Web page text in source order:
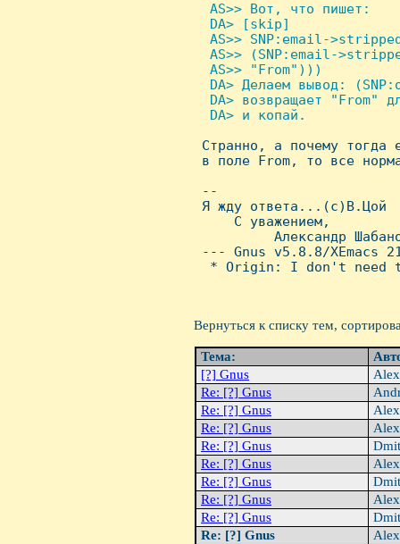
AS>> Вот, что пишет:
  DA> [skip]
AS>> SNP:email-
AS>> (SNP:email-
  AS>> "From")))
DA> Делаем вывод:
DA> возвращает "From"
  DA> и копай.
Странно, а почему тогда
в поле From, то все
--
Я жду
С уважением,
Александр
--- Gnus v5.8.8/XEmacs
* Origin: I don't need
Вернуться к списку тем,
Тема:
[?] Gnus
Re: [?] Gnus
Re: [?] Gnus
Re: [?] Gnus
Re: [?] Gnus
Re: [?] Gnus
Re: [?] Gnus
Re: [?] Gnus
Re: [?] Gnus
Re: [?] Gnus